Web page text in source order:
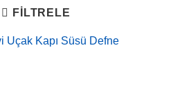
FILTRELE